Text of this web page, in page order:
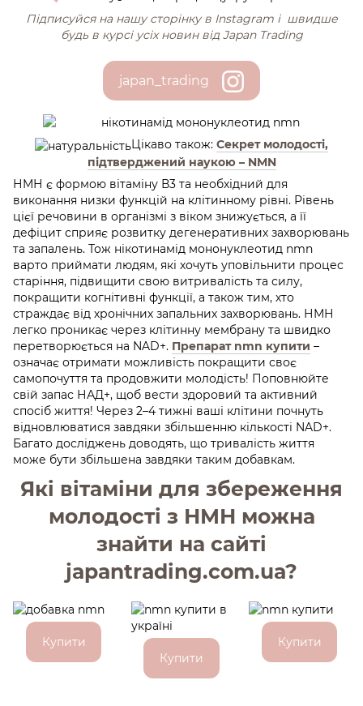
Підписуйся на нашу сторінку в Іnstagram і швидше
будь в курсі усіх новин від Japan Trading
japan_trading
Цікаво також: Секрет молодості,
підтверджений наукою – NMN
НМН є формою вітаміну В3 та необхідний для
виконання низки функцій на клітинному рівні. Рівень
цієї речовини в організмі з віком знижується, а її
дефіцит сприяє розвитку дегенеративних захворювань
та запалень. Тож нікотинамід мононуклеотид nmn
варто приймати людям, які хочуть уповільнити процес
старіння, підвищити свою витривалість та силу,
покращити когнітивні функції, а також тим, хто
страждає від хронічних запальних захворювань. НМН
легко проникає через клітинну мембрану та швидко
перетворюється на NAD+. Препарат nmn купити –
означає отримати можливість покращити своє
самопочуття та продовжити молодість! Поповнюйте
свій запас НАД+, щоб вести здоровий та активний
спосіб життя! Через 2–4 тижні ваші клітини почнуть
відновлюватися завдяки збільшенню кількості NAD+.
Багато досліджень доводять, що тривалість життя
може бути збільшена завдяки таким добавкам.
Які вітаміни для збереження
молодості з НМН можна
знайти на сайті
japantrading.com.ua?
Купити
Купити
Купити